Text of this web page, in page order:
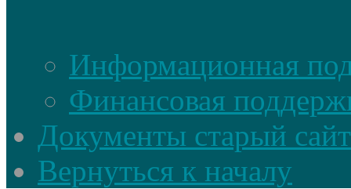
Информационная
Финансовая
Документы старый сайт
Вернуться к началу